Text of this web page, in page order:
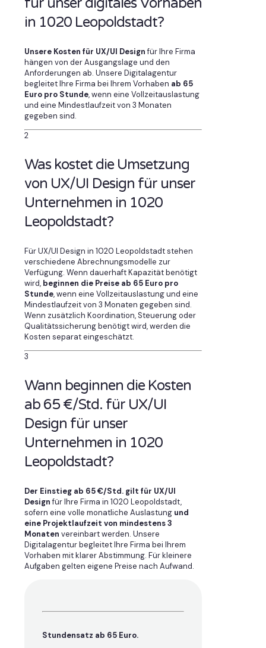
in 1020 Leopoldstadt?
Unsere Kosten für UX/UI Designfür Ihre Firma
hängen von der Ausgangslage und den
Anforderungen ab. Unsere Digitalagentur
begleitet Ihre Firma bei Ihrem Vorhaben ab 65
Euro pro Stunde, wenn eine Vollzeitauslastung
und eine Mindestlaufzeit von 3 Monaten
gegeben sind.
2
Was kostet die Umsetzung
von UX/UI Design für unser
Unternehmen in 1020
Leopoldstadt?
Für UX/UI Design in 1020 Leopoldstadt stehen
verschiedene Abrechnungsmodelle zur
Verfügung. Wenn dauerhaft Kapazität benötigt
wird, beginnen die Preise ab 65 Euro pro
Stunde, wenn eine Vollzeitauslastung und eine
Mindestlaufzeit von 3 Monaten gegeben sind.
Wenn zusätzlich Koordination, Steuerung oder
Qualitätssicherung benötigt wird, werden die
Kosten separat eingeschätzt.
3
Wann beginnen die Kosten
ab 65 €/Std. für UX/UI
Design für unser
Unternehmen in 1020
Leopoldstadt?
Der Einstieg ab 65 €/Std. gilt für UX/UI
Designfür Ihre Firma in 1020 Leopoldstadt,
sofern eine volle monatliche Auslastung und
eine Projektlaufzeit von mindestens 3
Monaten vereinbart werden. Unsere
Digitalagentur begleitet Ihre Firma bei Ihrem
Vorhaben mit klarer Abstimmung. Für kleinere
Aufgaben gelten eigene Preise nach Aufwand.
Stundensatz ab 65 Euro.